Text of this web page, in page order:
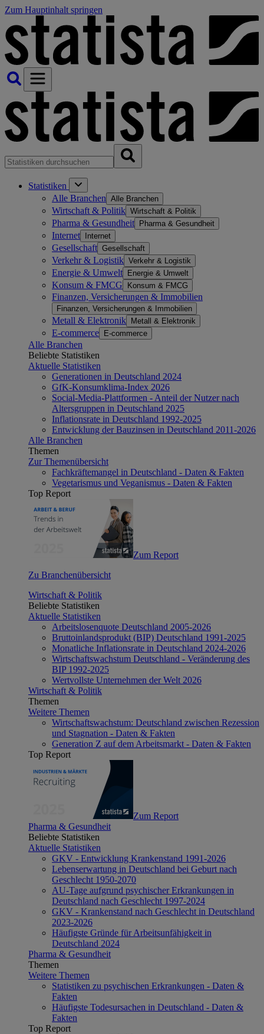
Zum Hauptinhalt springen
Statistiken
Alle Branchen Alle Branchen
Wirtschaft & Politik Wirtschaft & Politik
Pharma & Gesundheit Pharma & Gesundheit
Internet Internet
Gesellschaft Gesellschaft
Verkehr & Logistik Verkehr & Logistik
Energie & Umwelt Energie & Umwelt
Konsum & FMCG Konsum & FMCG
Finanzen, Versicherungen & Immobilien
Finanzen, Versicherungen & Immobilien
Metall & Elektronik Metall & Elektronik
E-commerce E-commerce
Alle Branchen
Beliebte Statistiken
Aktuelle Statistiken
Generationen in Deutschland 2024
GfK-Konsumklima-Index 2026
Social-Media-Plattformen - Anteil der Nutzer nach
Altersgruppen in Deutschland 2025
Inflationsrate in Deutschland 1992-2025
Entwicklung der Bauzinsen in Deutschland 2011-2026
Alle Branchen
Themen
Zur Themenübersicht
Fachkräftemangel in Deutschland - Daten & Fakten
Vegetarismus und Veganismus - Daten & Fakten
Top Report
Zum Report
Zu Branchenübersicht
Wirtschaft & Politik
Beliebte Statistiken
Aktuelle Statistiken
Arbeitslosenquote Deutschland 2005-2026
Bruttoinlandsprodukt (BIP) Deutschland 1991-2025
Monatliche Inflationsrate in Deutschland 2024-2026
Wirtschaftswachstum Deutschland - Veränderung des
BIP 1992-2025
Wertvollste Unternehmen der Welt 2026
Wirtschaft & Politik
Themen
Weitere Themen
Wirtschaftswachstum: Deutschland zwischen Rezession
und Stagnation - Daten & Fakten
Generation Z auf dem Arbeitsmarkt - Daten & Fakten
Top Report
Zum Report
Pharma & Gesundheit
Beliebte Statistiken
Aktuelle Statistiken
GKV - Entwicklung Krankenstand 1991-2026
Lebenserwartung in Deutschland bei Geburt nach
Geschlecht 1950-2070
AU-Tage aufgrund psychischer Erkrankungen in
Deutschland nach Geschlecht 1997-2024
GKV - Krankenstand nach Geschlecht in Deutschland
2023-2026
Häufigste Gründe für Arbeitsunfähigkeit in
Deutschland 2024
Pharma & Gesundheit
Themen
Weitere Themen
Statistiken zu psychischen Erkrankungen - Daten &
Fakten
Häufigste Todesursachen in Deutschland - Daten &
Fakten
Top Report